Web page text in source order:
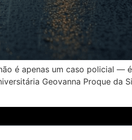
é apenas um caso policial —
Geovanna Proque da